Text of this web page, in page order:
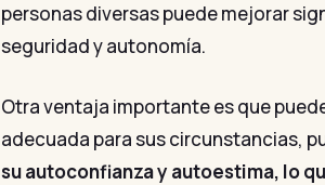
personas diversas puede mejorar
seguridad y autonomía.
Otra ventaja importante es que
adecuada para sus circunstancias,
su autoconfianza y autoestima, lo